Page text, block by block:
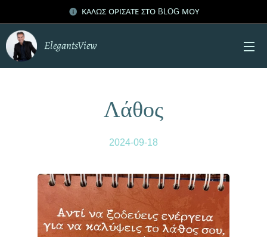
ΚΑΛΩΣ ΟΡΙΣΑΤΕ ΣΤΟ BLOG ΜΟΥ
ElegantsView
Λάθος
2024-09-18